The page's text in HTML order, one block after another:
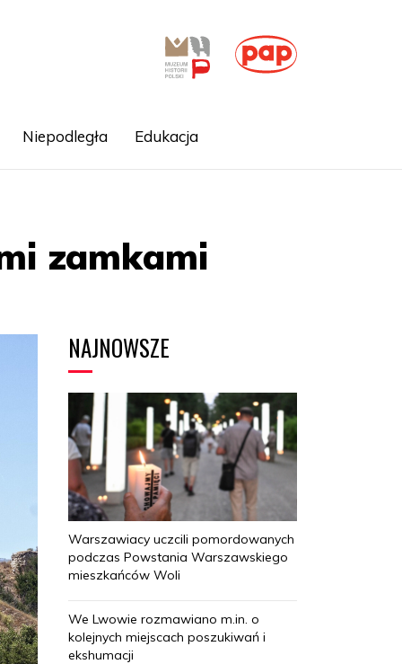
Niepodległa Edukacja
zamkami
NAJNOWSZE
Warszawiacy uczcili pomordowanych
podczas Powstania Warszawskiego
mieszkańców Woli
We Lwowie rozmawiano m.in. o
kolejnych miejscach poszukiwań i
ekshumacji